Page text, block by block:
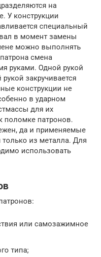
на
У конструкции
специальный
в момент замены
можно выполнять
смена
руками. Одной рукой
закручивается
конструкции не
в ударном
для их
поломке патронов.
да и применяемые
из металла. Для
использовать
или самозажимное
типа;